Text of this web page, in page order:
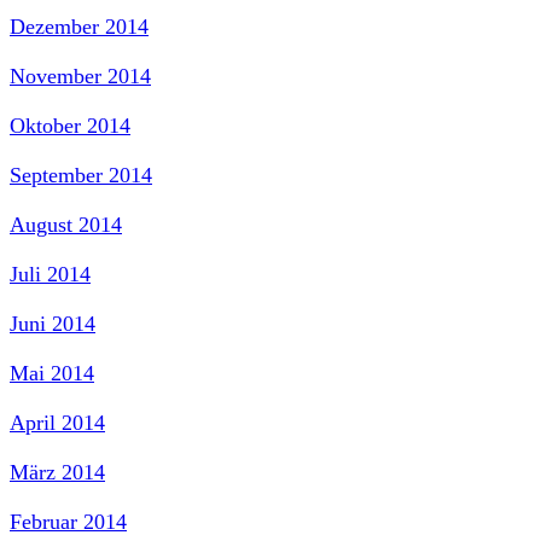
Dezember 2014
November 2014
Oktober 2014
September 2014
August 2014
Juli 2014
Juni 2014
Mai 2014
April 2014
März 2014
Februar 2014